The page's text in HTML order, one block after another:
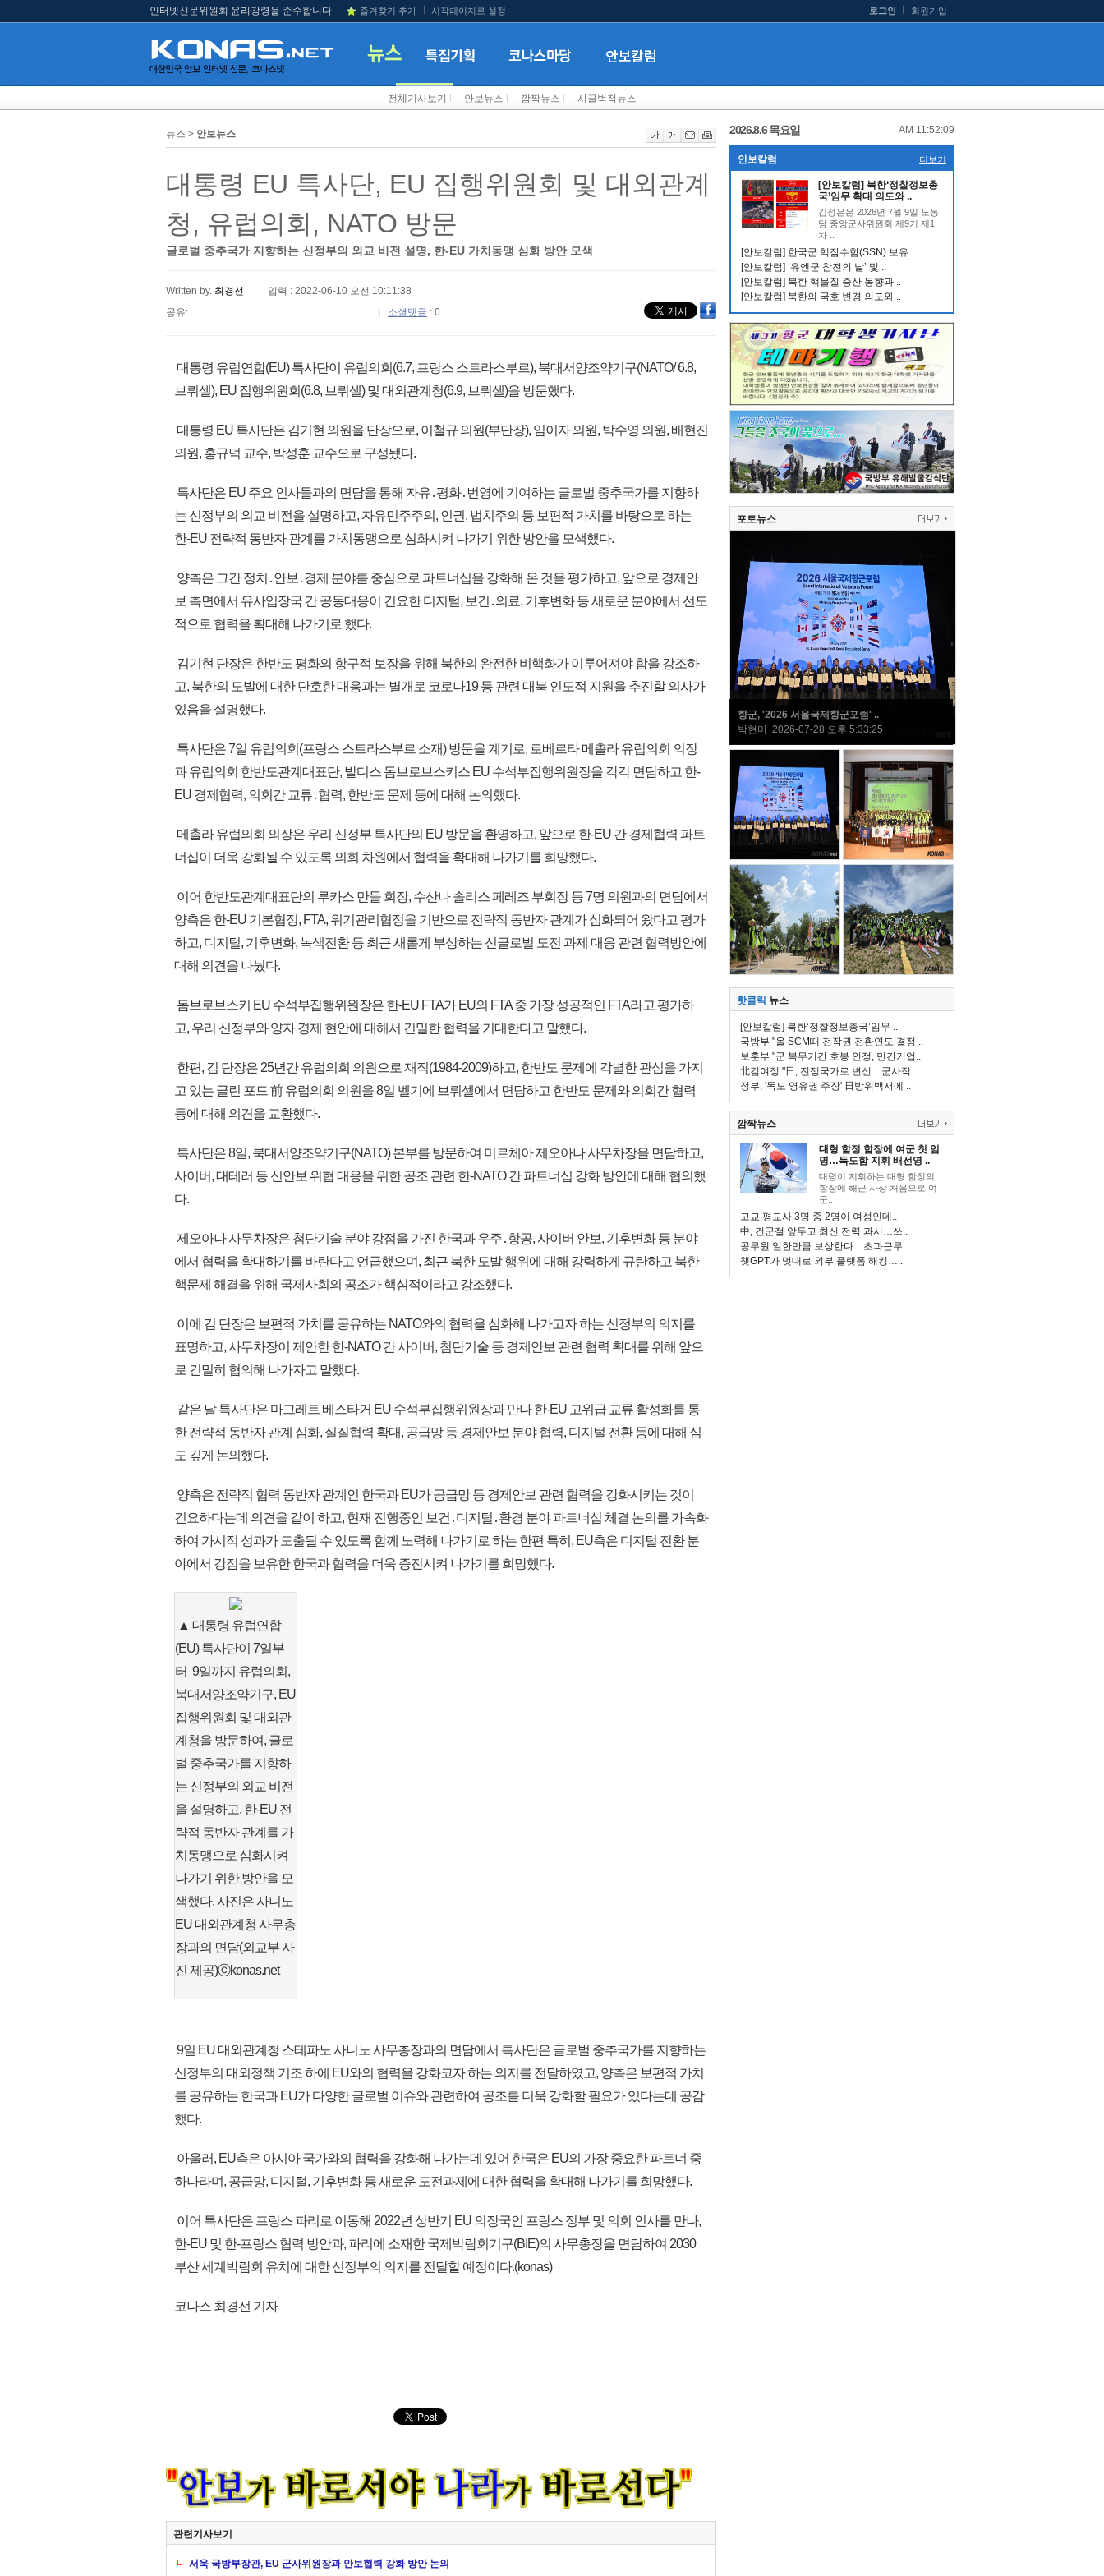
인터넷신문위원회 윤리강령을 준수합니다 즐겨찾기 추가 시작페이지로 설정 로그인 회원가입
전체기사보기 안보뉴스 깜짝뉴스 시끌벅적뉴스
뉴스 > 안보뉴스
대통령 EU 특사단, EU 집행위원회 및 대외관계
청, 유럽의회, NATO 방문
글로벌 중추국가 지향하는 신정부의 외교 비전 설명, 한-EU 가치동맹 심화 방안 모색
Written by. 최경선
입력 : 2022-06-10 오전 10:11:38
공유:
소셜댓글 : 0
대통령 유럽연합(EU) 특사단이 유럽의회(6.7, 프랑스 스트라스부르), 북대서양조약기구(NATO/ 6.8,
브뤼셀), EU 집행위원회(6.8, 브뤼셀) 및 대외관계청(6.9, 브뤼셀)을 방문했다.
대통령 EU 특사단은 김기현 의원을 단장으로, 이철규 의원(부단장), 임이자 의원, 박수영 의원, 배현진
의원, 홍규덕 교수, 박성훈 교수으로 구성됐다.
특사단은 EU 주요 인사들과의 면담을 통해 자유․평화․번영에 기여하는 글로벌 중추국가를 지향하
는 신정부의 외교 비전을 설명하고, 자유민주주의, 인권, 법치주의 등 보편적 가치를 바탕으로 하는
한-EU 전략적 동반자 관계를 가치동맹으로 심화시켜 나가기 위한 방안을 모색했다.
양측은 그간 정치․안보․경제 분야를 중심으로 파트너십을 강화해 온 것을 평가하고, 앞으로 경제안
보 측면에서 유사입장국 간 공동대응이 긴요한 디지털, 보건․의료, 기후변화 등 새로운 분야에서 선도
적으로 협력을 확대해 나가기로 했다.
김기현 단장은 한반도 평화의 항구적 보장을 위해 북한의 완전한 비핵화가 이루어져야 함을 강조하
고, 북한의 도발에 대한 단호한 대응과는 별개로 코로나19 등 관련 대북 인도적 지원을 추진할 의사가
있음을 설명했다.
특사단은 7일 유럽의회(프랑스 스트라스부르 소재) 방문을 계기로, 로베르타 메촐라 유럽의회 의장
과 유럽의회 한반도관계대표단, 발디스 돔브로브스키스 EU 수석부집행위원장을 각각 면담하고 한-
EU 경제협력, 의회간 교류․협력, 한반도 문제 등에 대해 논의했다.
메촐라 유럽의회 의장은 우리 신정부 특사단의 EU 방문을 환영하고, 앞으로 한-EU 간 경제협력 파트
너십이 더욱 강화될 수 있도록 의회 차원에서 협력을 확대해 나가기를 희망했다.
이어 한반도관계대표단의 루카스 만들 회장, 수산나 솔리스 페레즈 부회장 등 7명 의원과의 면담에서
양측은 한-EU 기본협정, FTA, 위기관리협정을 기반으로 전략적 동반자 관계가 심화되어 왔다고 평가
하고, 디지털, 기후변화, 녹색전환 등 최근 새롭게 부상하는 신글로벌 도전 과제 대응 관련 협력방안에
대해 의견을 나눴다.
돔브로브스키 EU 수석부집행위원장은 한-EU FTA가 EU의 FTA 중 가장 성공적인 FTA라고 평가하
고, 우리 신정부와 양자 경제 현안에 대해서 긴밀한 협력을 기대한다고 말했다.
한편, 김 단장은 25년간 유럽의회 의원으로 재직(1984-2009)하고, 한반도 문제에 각별한 관심을 가지
고 있는 글린 포드 前 유럽의회 의원을 8일 벨기에 브뤼셀에서 면담하고 한반도 문제와 의회간 협력
등에 대해 의견을 교환했다.
특사단은 8일, 북대서양조약기구(NATO) 본부를 방문하여 미르체아 제오아나 사무차장을 면담하고,
사이버, 대테러 등 신안보 위협 대응을 위한 공조 관련 한-NATO 간 파트너십 강화 방안에 대해 협의했
다.
제오아나 사무차장은 첨단기술 분야 강점을 가진 한국과 우주․항공, 사이버 안보, 기후변화 등 분야
에서 협력을 확대하기를 바란다고 언급했으며, 최근 북한 도발 행위에 대해 강력하게 규탄하고 북한
핵문제 해결을 위해 국제사회의 공조가 핵심적이라고 강조했다.
이에 김 단장은 보편적 가치를 공유하는 NATO와의 협력을 심화해 나가고자 하는 신정부의 의지를
표명하고, 사무차장이 제안한 한-NATO 간 사이버, 첨단기술 등 경제안보 관련 협력 확대를 위해 앞으
로 긴밀히 협의해 나가자고 말했다.
같은 날 특사단은 마그레트 베스타거 EU 수석부집행위원장과 만나 한-EU 고위급 교류 활성화를 통
한 전략적 동반자 관계 심화, 실질협력 확대, 공급망 등 경제안보 분야 협력, 디지털 전환 등에 대해 심
도 깊게 논의했다.
양측은 전략적 협력 동반자 관계인 한국과 EU가 공급망 등 경제안보 관련 협력을 강화시키는 것이
긴요하다는데 의견을 같이 하고, 현재 진행중인 보건․디지털․환경 분야 파트너십 체결 논의를 가속화
하여 가시적 성과가 도출될 수 있도록 함께 노력해 나가기로 하는 한편 특히, EU측은 디지털 전환 분
야에서 강점을 보유한 한국과 협력을 더욱 증진시켜 나가기를 희망했다.
▲ 대통령 유럽연합
(EU) 특사단이 7일부
터 9일까지 유럽의회,
북대서양조약기구, EU
집행위원회 및 대외관
계청을 방문하여, 글로
벌 중추국가를 지향하
는 신정부의 외교 비전
을 설명하고, 한-EU 전
략적 동반자 관계를 가
치동맹으로 심화시켜
나가기 위한 방안을 모
색했다. 사진은 사니노
EU 대외관계청 사무총
장과의 면담(외교부 사
진 제공)ⓒkonas.net
9일 EU 대외관계청 스테파노 사니노 사무총장과의 면담에서 특사단은 글로벌 중추국가를 지향하는
신정부의 대외정책 기조 하에 EU와의 협력을 강화코자 하는 의지를 전달하였고, 양측은 보편적 가치
를 공유하는 한국과 EU가 다양한 글로벌 이슈와 관련하여 공조를 더욱 강화할 필요가 있다는데 공감
했다.
아울러, EU측은 아시아 국가와의 협력을 강화해 나가는데 있어 한국은 EU의 가장 중요한 파트너 중
하나라며, 공급망, 디지털, 기후변화 등 새로운 도전과제에 대한 협력을 확대해 나가기를 희망했다.
이어 특사단은 프랑스 파리로 이동해 2022년 상반기 EU 의장국인 프랑스 정부 및 의회 인사를 만나,
한-EU 및 한-프랑스 협력 방안과, 파리에 소재한 국제박람회기구(BIE)의 사무총장을 면담하여 2030
부산 세계박람회 유치에 대한 신정부의 의지를 전달할 예정이다.(konas)
코나스 최경선 기자
관련기사보기
서욱 국방부장관, EU 군사위원장과 안보협력 강화 방안 논의
2026.8.6 목요일 AM 11:52:10
안보칼럼 더보기
[안보칼럼] 북한‘정찰정보총
국’임무 확대 의도와 ..
김정은은 2026년 7월 9일 노동
당 중앙군사위원회 제9기 제1
차 ..
[안보칼럼] 한국군 핵잠수함(SSN) 보유..
[안보칼럼] ‘유엔군 참전의 날’ 및 ..
[안보칼럼] 북한 핵물질 증산 동향과 ..
[안보칼럼] 북한의 국호 변경 의도와 ..
포토뉴스
향군, '2026 서울국제향군포럼' ..
박현미 2026-07-28 오후 5:33:25
핫클릭 뉴스
[안보칼럼] 북한‘정찰정보총국’임무 ..
국방부 "올 SCM때 전작권 전환연도 결정 ..
보훈부 "군 복무기간 호봉 인정, 민간기업..
北김여정 "日, 전쟁국가로 변신…군사적 ..
정부, '독도 영유권 주장' 日방위백서에 ..
깜짝뉴스
대형 함정 함장에 여군 첫 임
명…독도함 지휘 배선영 ..
대령이 지휘하는 대형 함정의
함장에 해군 사상 처음으로 여
군..
고교 평교사 3명 중 2명이 여성인데..
中, 건군절 앞두고 최신 전력 과시…쓰..
공무원 일한만큼 보상한다…초과근무 ..
챗GPT가 멋대로 외부 플랫폼 해킹…..